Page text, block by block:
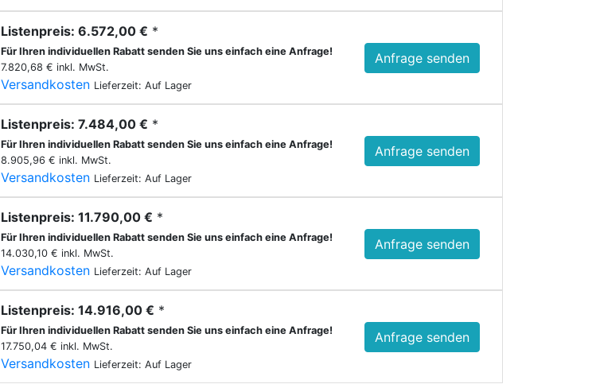
Listenpreis: 6.572,00 € *
Für Ihren individuellen Rabatt senden Sie uns einfach eine Anfrage!
7.820,68 € inkl. MwSt.
Versandkosten Lieferzeit: Auf Lager
Anfrage senden
Listenpreis: 7.484,00 € *
Für Ihren individuellen Rabatt senden Sie uns einfach eine Anfrage!
8.905,96 € inkl. MwSt.
Versandkosten Lieferzeit: Auf Lager
Anfrage senden
Listenpreis: 11.790,00 € *
Für Ihren individuellen Rabatt senden Sie uns einfach eine Anfrage!
14.030,10 € inkl. MwSt.
Versandkosten Lieferzeit: Auf Lager
Anfrage senden
Listenpreis: 14.916,00 € *
Für Ihren individuellen Rabatt senden Sie uns einfach eine Anfrage!
17.750,04 € inkl. MwSt.
Versandkosten Lieferzeit: Auf Lager
Anfrage senden